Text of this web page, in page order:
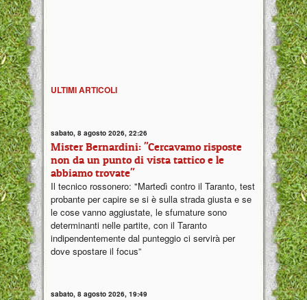
ULTIMI ARTICOLI
sabato, 8 agosto 2026, 22:26
Mister Bernardini: "Cercavamo risposte
non da un punto di vista tattico e le
abbiamo trovate"
Il tecnico rossonero: "Martedì contro il Taranto, test
probante per capire se si è sulla strada giusta e se
le cose vanno aggiustate, le sfumature sono
determinanti nelle partite, con il Taranto
indipendentemente dal punteggio ci servirà per
dove spostare il focus”
sabato, 8 agosto 2026, 19:49